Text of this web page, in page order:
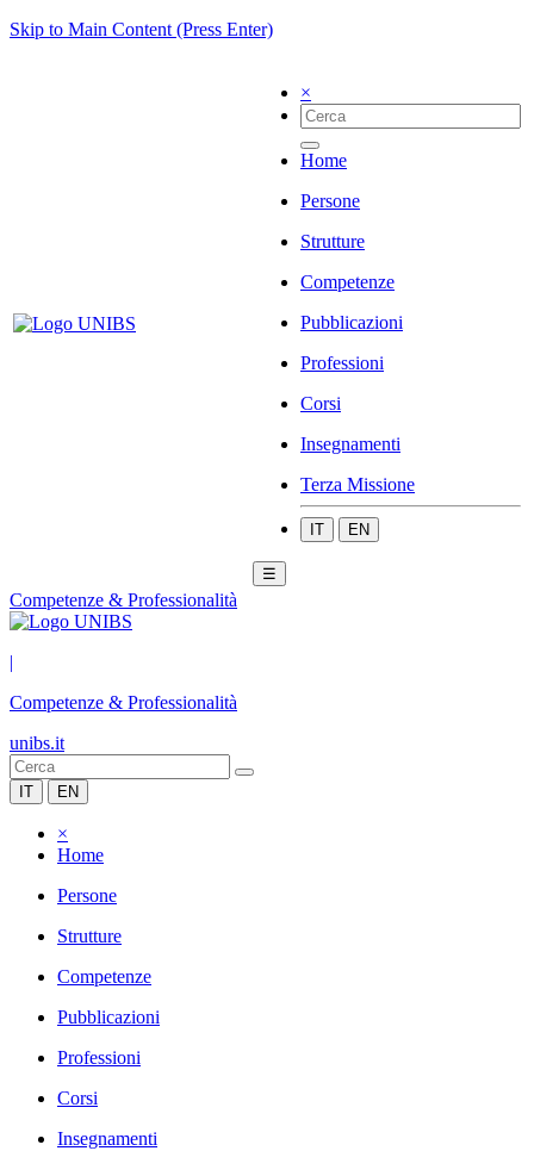
Skip to Main Content (Press Enter)
×
Home
Persone
Strutture
Competenze
Pubblicazioni
Professioni
Corsi
Insegnamenti
Terza Missione
IT EN
☰
Competenze & Professionalità
|
Competenze & Professionalità
unibs.it
IT EN
×
Home
Persone
Strutture
Competenze
Pubblicazioni
Professioni
Corsi
Insegnamenti